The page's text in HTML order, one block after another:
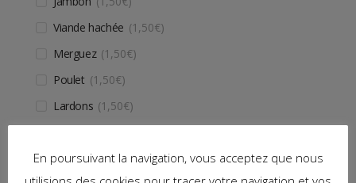
Viande hachée 1,50€
Merguez
1,50€
Poulet 1,50€
Lardons
1,50€
Kebab 1,50€
En poursuivant la navigation, vous acceptez que nous